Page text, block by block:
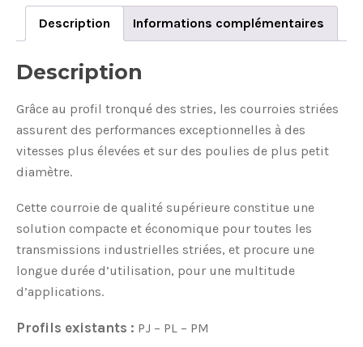
Description Informations complémentaires
Description
Grâce au profil tronqué des stries, les courroies striées
assurent des performances exceptionnelles à des
vitesses plus élevées et sur des poulies de plus petit
diamètre.
Cette courroie de qualité supérieure constitue une
solution compacte et économique pour toutes les
transmissions industrielles striées, et procure une
longue durée d’utilisation, pour une multitude
d’applications.
Profils existants : PJ – PL – PM